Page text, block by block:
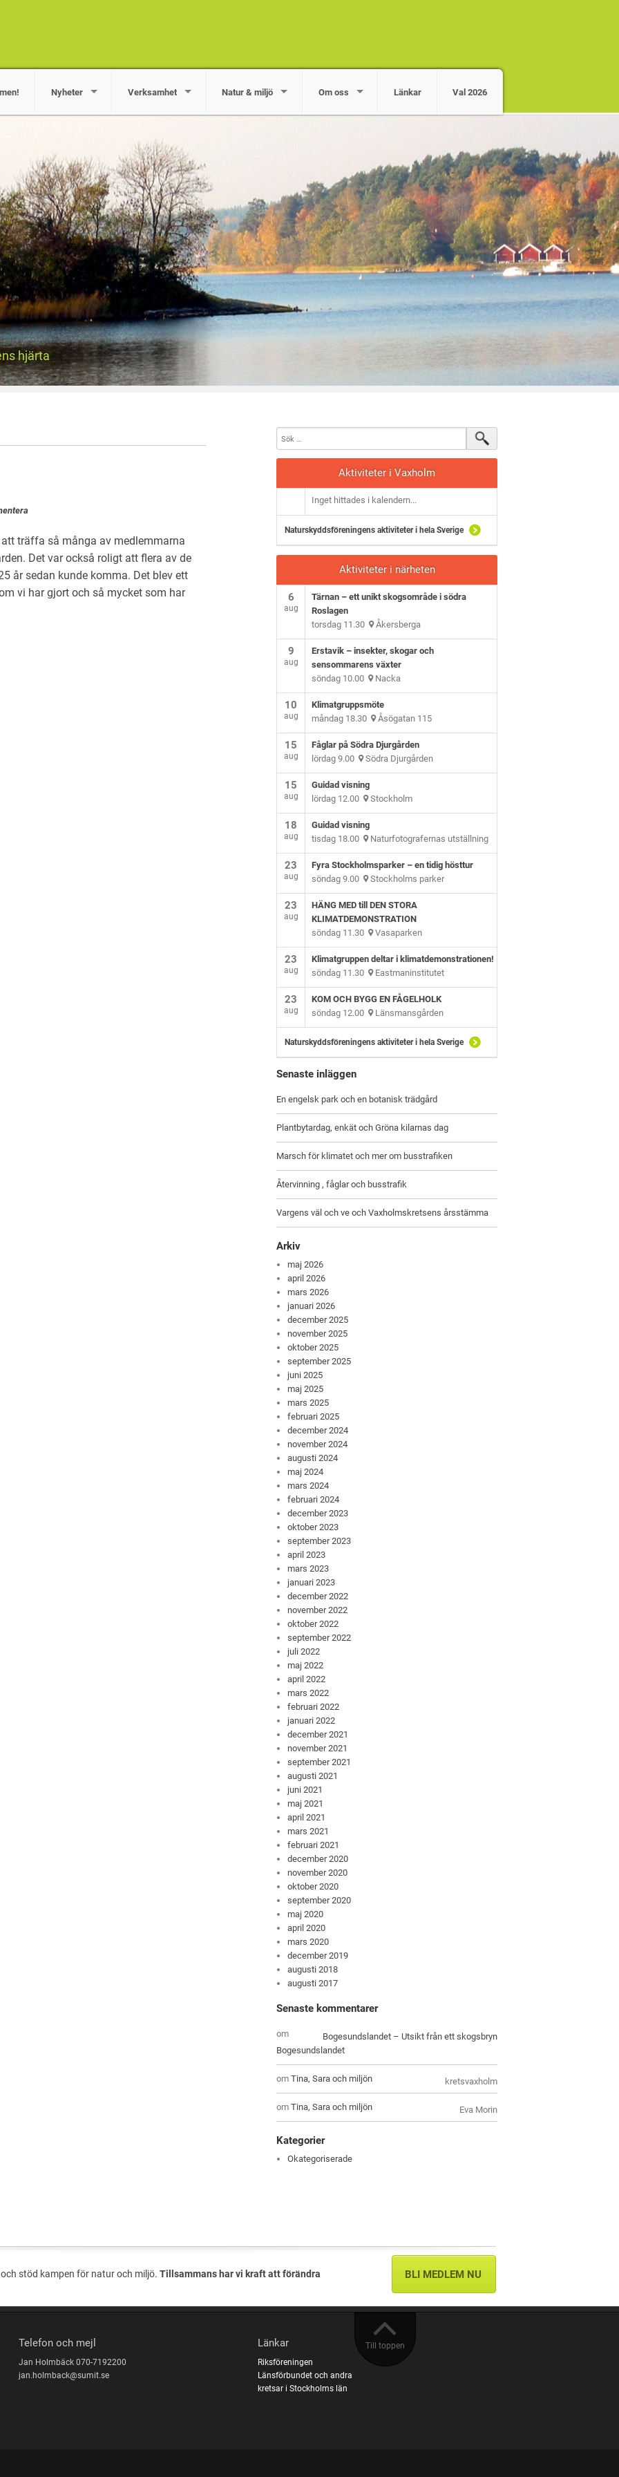
Nyheter Verksamhet Natur & miljö Om oss Länkar Val 2026
hjärta
träffa så många av medlemmarna
Det var också roligt att flera av de
år sedan kunde komma. Det blev ett
vi har gjort och så mycket som har
Aktiviteter i Vaxholm
Inget hittades i kalendern...
Naturskyddsföreningens aktiviteter i hela Sverige
Aktiviteter i närheten
6
aug
Tärnan – ett unikt skogsområde i södra
Roslagen
torsdag 11.30 Åkersberga
9
aug
Erstavik – insekter, skogar och
sensommarens växter
söndag 10.00 Nacka
10
aug
Klimatgruppsmöte
måndag 18.30 Åsögatan 115
15
aug
Fåglar på Södra Djurgården
lördag 9.00 Södra Djurgården
15
aug
Guidad visning
lördag 12.00 Stockholm
18
aug
Guidad visning
tisdag 18.00 Naturfotografernas utställning
23
aug
Fyra Stockholmsparker – en tidig hösttur
söndag 9.00 Stockholms parker
23
aug
HÄNG MED till DEN STORA
KLIMATDEMONSTRATION
söndag 11.30 Vasaparken
23
aug
Klimatgruppen deltar i klimatdemonstrationen!
söndag 11.30 Eastmaninstitutet
23
aug
KOM OCH BYGG EN FÅGELHOLK
söndag 12.00 Länsmansgården
Naturskyddsföreningens aktiviteter i hela Sverige
Senaste inläggen
En engelsk park och en botanisk trädgård
Plantbytardag, enkät och Gröna kilarnas dag
Marsch för klimatet och mer om busstrafiken
Återvinning , fåglar och busstrafik
Vargens väl och ve och Vaxholmskretsens årsstämma
Arkiv
maj 2026
april 2026
mars 2026
januari 2026
december 2025
november 2025
oktober 2025
september 2025
juni 2025
maj 2025
mars 2025
februari 2025
december 2024
november 2024
augusti 2024
maj 2024
mars 2024
februari 2024
december 2023
oktober 2023
september 2023
april 2023
mars 2023
januari 2023
december 2022
november 2022
oktober 2022
september 2022
juli 2022
maj 2022
april 2022
mars 2022
februari 2022
januari 2022
december 2021
november 2021
september 2021
augusti 2021
juni 2021
maj 2021
april 2021
mars 2021
februari 2021
december 2020
november 2020
oktober 2020
september 2020
maj 2020
april 2020
mars 2020
december 2019
augusti 2018
augusti 2017
Senaste kommentarer
Bogesundslandet – Utsikt från ett skogsbryn
om
Bogesundslandet
kretsvaxholm
omTina, Sara och miljön
Eva Morin
omTina, Sara och miljön
Kategorier
Okategoriserade
stöd kampen för natur och miljö. Tillsammans har vi kraft att förändra BLI MEDLEM NU
Till toppen
Telefon och mejl
Jan Holmbäck 070-7192200
jan.holmback@sumit.se
Länkar
Riksföreningen
Länsförbundet och andra
kretsar i Stockholms län